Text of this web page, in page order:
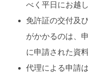
べく平日にお越
免許証の交付及
がかかるのは、
に申請された資
代理による申請